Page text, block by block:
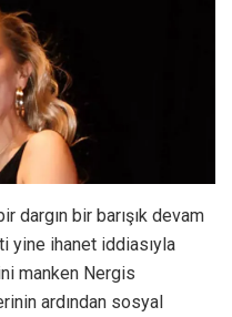
dargın bir barışık devam
yine ihanet iddiasıyla
manken Nergis
ardından sosyal